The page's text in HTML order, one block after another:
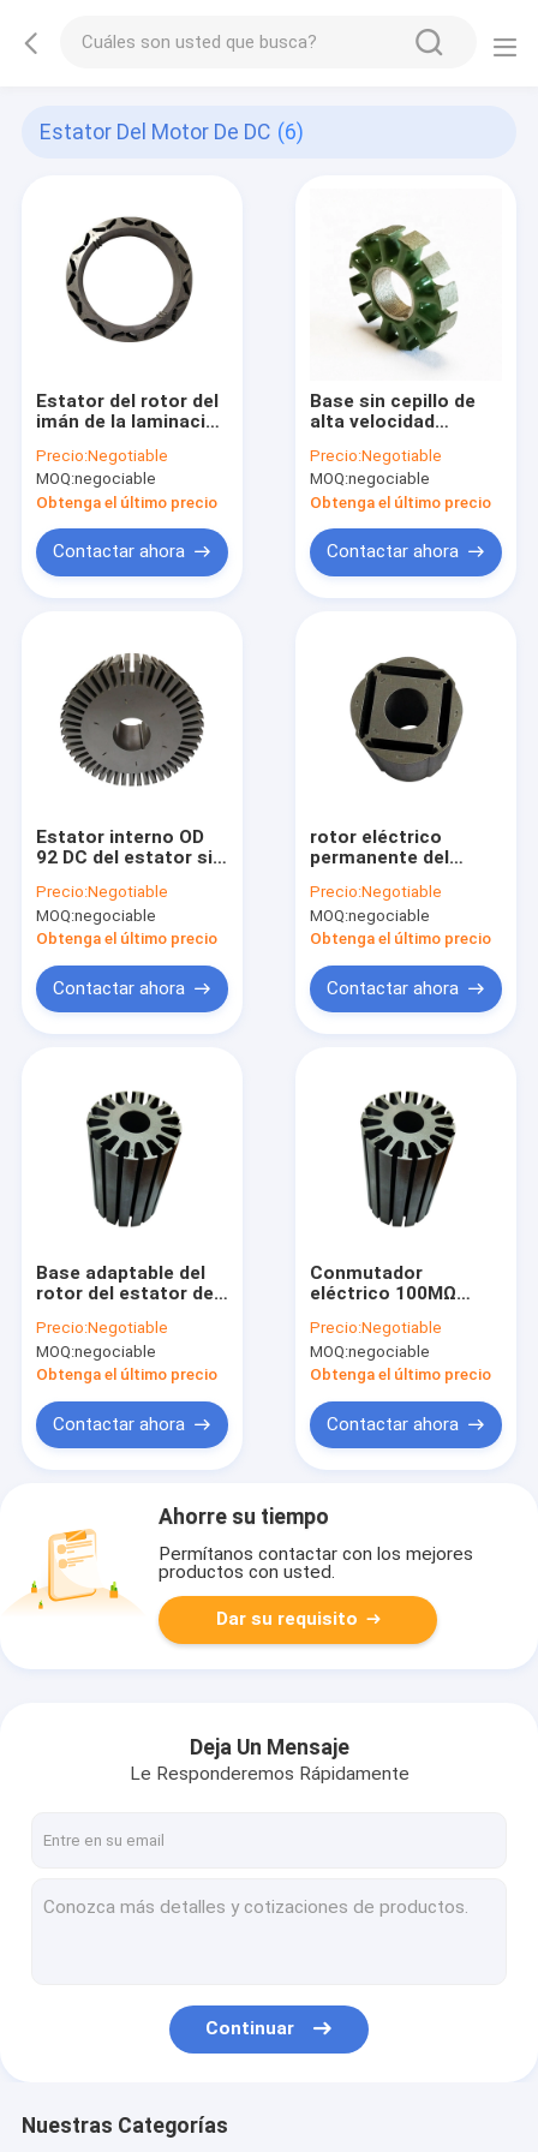
Estator Del Motor De DC (6)
Estator del rotor del
imán de la laminación
del sector del
estator del motor de
OD89 Bldc DC
Precio:Negotiable
MOQ:negociable
Obtenga el último precio
Contactar ahora
Base sin cepillo de
alta velocidad
estator del motor de
fan del ventilador del
estator del motor de
DC
Precio:Negotiable
MOQ:negociable
Obtenga el último precio
Contactar ahora
Estator interno OD
92 DC del estator sin
Bldc
Precio:Negotiable
MOQ:negociable
Obtenga el último precio
Contactar ahora
rotor eléctrico
permanente del
base del imán del
neodimio del estator
del generador de 80m
Precio:Negotiable
MOQ:negociable
Obtenga el último precio
Contactar ahora
Base adaptable del
rotor del estator del
bomba que perfora
95m m
Precio:Negotiable
MOQ:negociable
Obtenga el último precio
Contactar ahora
Conmutador
eléctrico 100MΩ
del rotor del motor
del estator de la
máquina de DC
Precio:Negotiable
MOQ:negociable
Obtenga el último precio
Contactar ahora
Ahorre su tiempo
Permítanos contactar con los mejores
productos con usted.
Dar su requisito
Deja Un Mensaje
Le Responderemos Rápidamente
Continuar
Nuestras Categorías